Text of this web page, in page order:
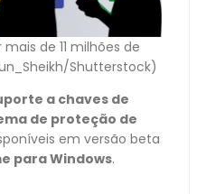
de 11 milhões de
Shutterstock)
a chaves de
de proteção de
em versão beta
para Windows.